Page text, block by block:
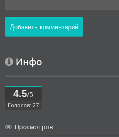
Инфо
4.5/5
Голосов: 27
Просмотров